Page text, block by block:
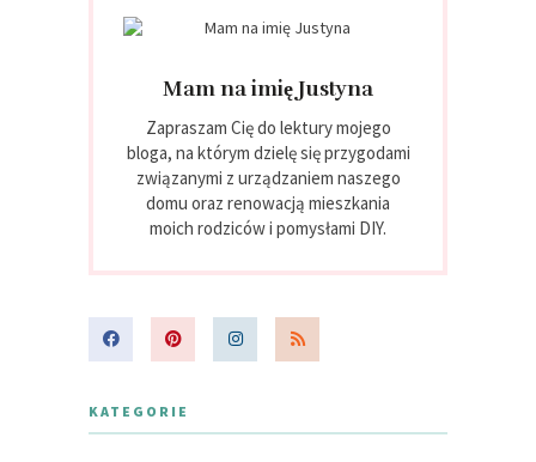
Mam na imię Justyna
Zapraszam Cię do lektury mojego
bloga, na którym dzielę się przygodami
związanymi z urządzaniem naszego
domu oraz renowacją mieszkania
moich rodziców i pomysłami DIY.
KATEGORIE